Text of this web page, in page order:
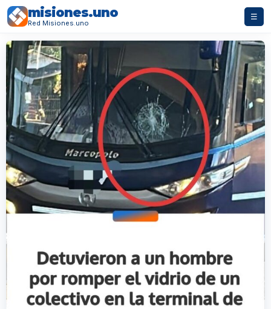
misiones.uno
Red Misiones.uno
☰